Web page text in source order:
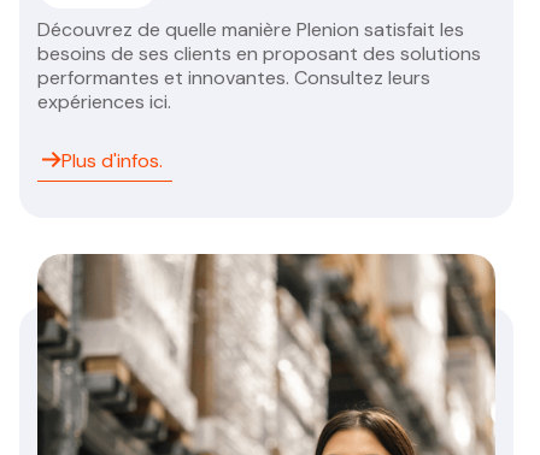
Découvrez de quelle manière Plenion satisfait les
besoins de ses clients en proposant des solutions
performantes et innovantes. Consultez leurs
expériences ici.
Plus d'infos.